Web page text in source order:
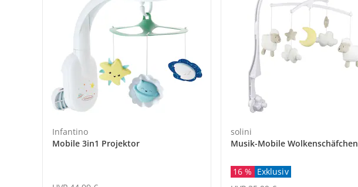
Infantino
Mobile 3in1 Projektor
solini
Musik-Mobile Wolkenschäfchen
16 % Exklusiv